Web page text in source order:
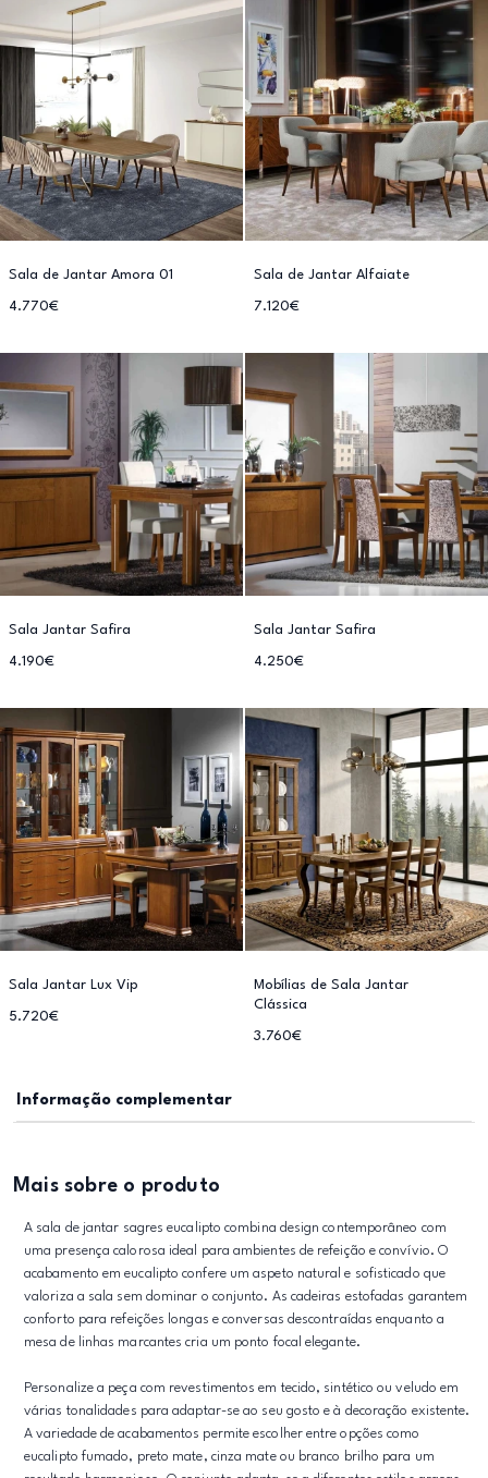
Sala de Jantar Amora 01
4.770€
Sala de Jantar Alfaiate
7.120€
Sala Jantar Safira
4.190€
Sala Jantar Safira
4.250€
Sala Jantar Lux Vip
5.720€
Mobílias de Sala Jantar
Clássica
3.760€
Informação complementar
Mais sobre o produto
A sala de jantar sagres eucalipto combina design contemporâneo com
uma presença calorosa ideal para ambientes de refeição e convívio. O
acabamento em eucalipto confere um aspeto natural e sofisticado que
valoriza a sala sem dominar o conjunto. As cadeiras estofadas garantem
conforto para refeições longas e conversas descontraídas enquanto a
mesa de linhas marcantes cria um ponto focal elegante.
Personalize a peça com revestimentos em tecido, sintético ou veludo em
várias tonalidades para adaptar-se ao seu gosto e à decoração existente.
A variedade de acabamentos permite escolher entre opções como
eucalipto fumado, preto mate, cinza mate ou branco brilho para um